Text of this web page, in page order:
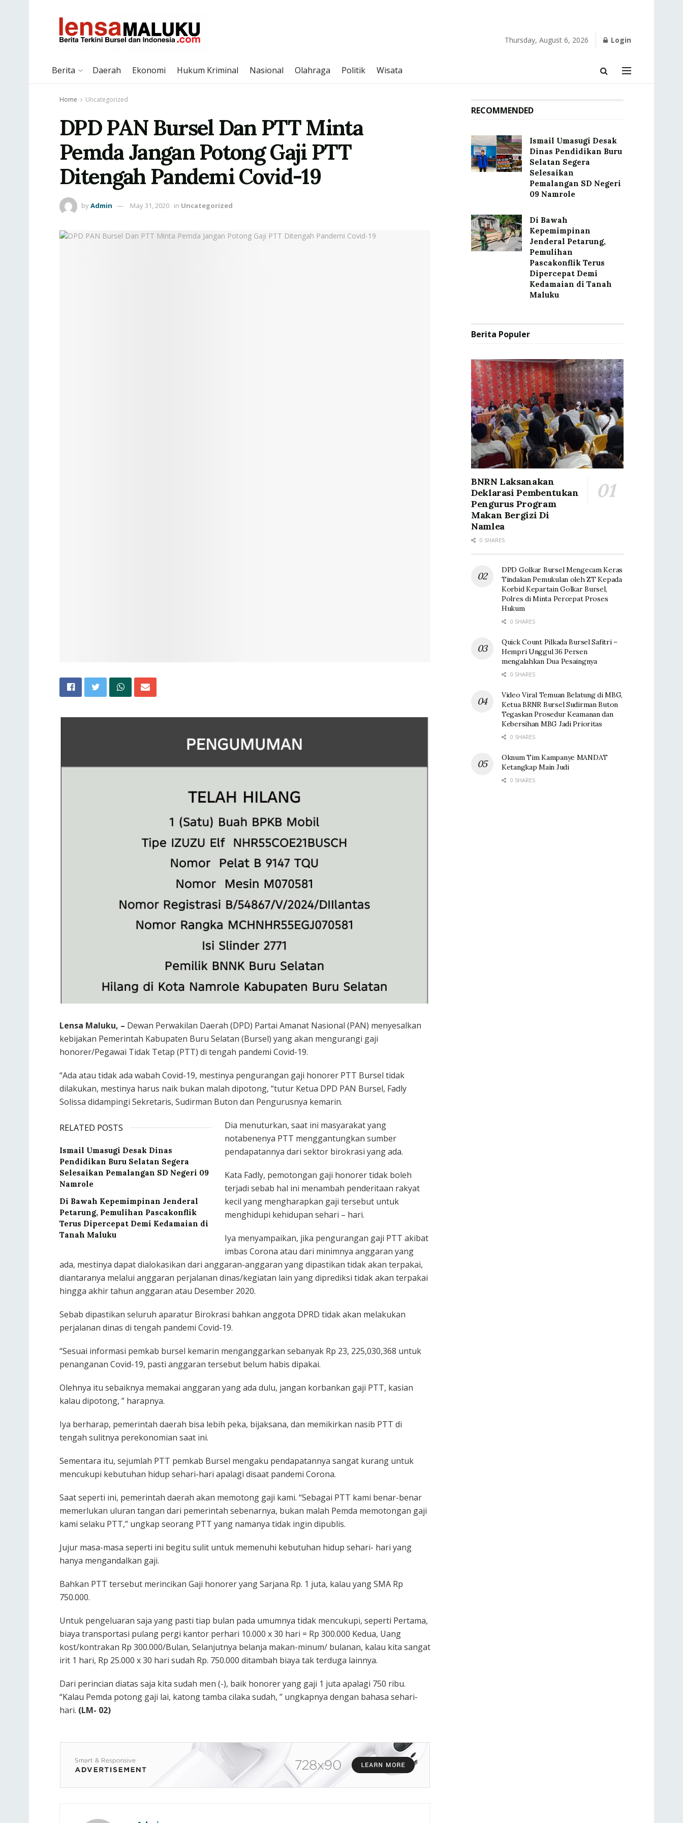
Thursday, August 6, 2026 Login
Berita Daerah Ekonomi Hukum Kriminal Nasional Olahraga Politik Wisata
Home Uncategorized
DPD PAN Bursel Dan PTT Minta
Pemda Jangan Potong Gaji PTT
Ditengah Pandemi Covid-19
byAdmin May 31, 2020 in Uncategorized
Lensa Maluku, – Dewan Perwakilan Daerah (DPD) Partai Amanat Nasional (PAN) menyesalkan
kebijakan Pemerintah Kabupaten Buru Selatan (Bursel) yang akan mengurangi gaji
honorer/Pegawai Tidak Tetap (PTT) di tengah pandemi Covid-19.
“Ada atau tidak ada wabah Covid-19, mestinya pengurangan gaji honorer PTT Bursel tidak
dilakukan, mestinya harus naik bukan malah dipotong, “tutur Ketua DPD PAN Bursel, Fadly
Solissa didampingi Sekretaris, Sudirman Buton dan Pengurusnya kemarin.
RELATED POSTS
Ismail Umasugi Desak Dinas
Pendidikan Buru Selatan Segera
Selesaikan Pemalangan SD Negeri 09
Namrole
Di Bawah Kepemimpinan Jenderal
Petarung, Pemulihan Pascakonflik
Terus Dipercepat Demi Kedamaian di
Tanah Maluku
Dia menuturkan, saat ini masyarakat yang
notabenenya PTT menggantungkan sumber
pendapatannya dari sektor birokrasi yang ada.
Kata Fadly, pemotongan gaji honorer tidak boleh
terjadi sebab hal ini menambah penderitaan rakyat
kecil yang mengharapkan gaji tersebut untuk
menghidupi kehidupan sehari – hari.
Iya menyampaikan, jika pengurangan gaji PTT akibat
imbas Corona atau dari minimnya anggaran yang
ada, mestinya dapat dialokasikan dari anggaran-anggaran yang dipastikan tidak akan terpakai,
diantaranya melalui anggaran perjalanan dinas/kegiatan lain yang diprediksi tidak akan terpakai
hingga akhir tahun anggaran atau Desember 2020.
Sebab dipastikan seluruh aparatur Birokrasi bahkan anggota DPRD tidak akan melakukan
perjalanan dinas di tengah pandemi Covid-19.
“Sesuai informasi pemkab bursel kemarin menganggarkan sebanyak Rp 23, 225,030,368 untuk
penanganan Covid-19, pasti anggaran tersebut belum habis dipakai.
Olehnya itu sebaiknya memakai anggaran yang ada dulu, jangan korbankan gaji PTT, kasian
kalau dipotong, ” harapnya.
Iya berharap, pemerintah daerah bisa lebih peka, bijaksana, dan memikirkan nasib PTT di
tengah sulitnya perekonomian saat ini.
Sementara itu, sejumlah PTT pemkab Bursel mengaku pendapatannya sangat kurang untuk
mencukupi kebutuhan hidup sehari-hari apalagi disaat pandemi Corona.
Saat seperti ini, pemerintah daerah akan memotong gaji kami. “Sebagai PTT kami benar-benar
memerlukan uluran tangan dari pemerintah sebenarnya, bukan malah Pemda memotongan gaji
kami selaku PTT,” ungkap seorang PTT yang namanya tidak ingin dipublis.
Jujur masa-masa seperti ini begitu sulit untuk memenuhi kebutuhan hidup sehari- hari yang
hanya mengandalkan gaji.
Bahkan PTT tersebut merincikan Gaji honorer yang Sarjana Rp. 1 juta, kalau yang SMA Rp
750.000.
Untuk pengeluaran saja yang pasti tiap bulan pada umumnya tidak mencukupi, seperti Pertama,
biaya transportasi pulang pergi kantor perhari 10.000 x 30 hari = Rp 300.000 Kedua, Uang
kost/kontrakan Rp 300.000/Bulan, Selanjutnya belanja makan-minum/ bulanan, kalau kita sangat
irit 1 hari, Rp 25.000 x 30 hari sudah Rp. 750.000 ditambah biaya tak terduga lainnya.
Dari perincian diatas saja kita sudah men (-), baik honorer yang gaji 1 juta apalagi 750 ribu.
“Kalau Pemda potong gaji lai, katong tamba cilaka sudah, ” ungkapnya dengan bahasa sehari-
hari. (LM- 02)
RECOMMENDED
Ismail Umasugi Desak
Dinas Pendidikan Buru
Selatan Segera
Selesaikan
Pemalangan SD Negeri
09 Namrole
Di Bawah
Kepemimpinan
Jenderal Petarung,
Pemulihan
Pascakonflik Terus
Dipercepat Demi
Kedamaian di Tanah
Maluku
Berita Populer
BNRN Laksanakan
Deklarasi Pembentukan
Pengurus Program
Makan Bergizi Di
Namlea
0 SHARES
DPD Golkar Bursel Mengecam Keras
Tindakan Pemukulan oleh ZT Kepada
Korbid Kepartain Golkar Bursel,
Polres di Minta Percepat Proses
Hukum
0 SHARES
Quick Count Pilkada Bursel Safitri –
Hempri Unggul 36 Persen
mengalahkan Dua Pesaingnya
0 SHARES
Video Viral Temuan Belatung di MBG,
Ketua BRNR Bursel Sudirman Buton
Tegaskan Prosedur Keamanan dan
Kebersihan MBG Jadi Prioritas
0 SHARES
Oknum Tim Kampanye MANDAT
Ketangkap Main Judi
0 SHARES